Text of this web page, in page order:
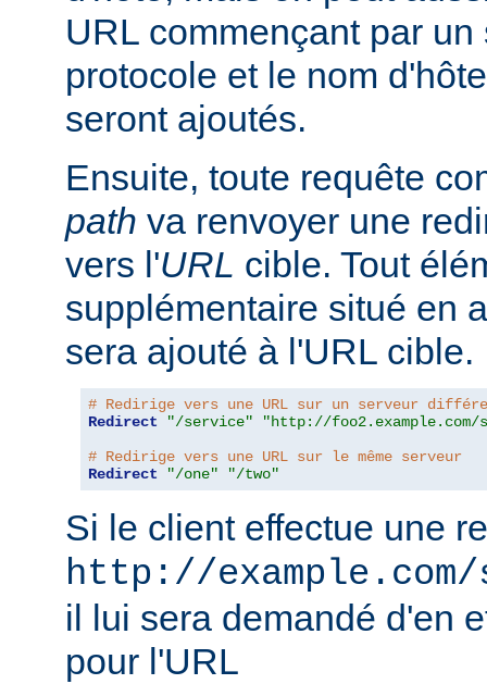
URL commençant par
protocole et le nom
seront ajoutés.
Ensuite, toute requête
path va renvoyer une
vers l'URL cible. Tout
supplémentaire situé en
sera ajouté à l'URL cible.
# Redirige vers une URL sur un serveur
Redirect
"/service"
"http://foo2.example.com/
# Redirige vers une URL sur le même serveur
Redirect
"/one" "/two"
Si le client effectue une
http://
il lui sera demandé d'en
pour l'URL